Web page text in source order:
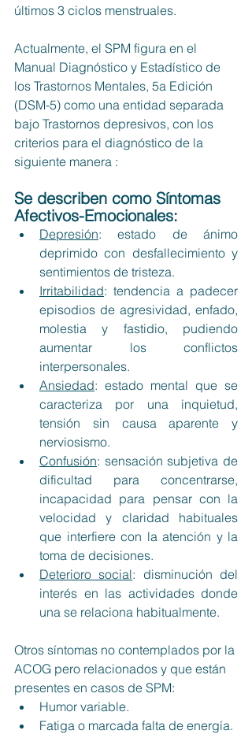
últimos 3 ciclos menstruales.
Actualmente, el SPM figura en el
Manual Diagnóstico y Estadístico de
los Trastornos Mentales, 5a Edición
(DSM-5) como una entidad separada
bajo Trastornos depresivos, con los
criterios para el diagnóstico de la
siguiente manera :
Se describen como Síntomas
Afectivos-Emocionales:
Depresión: estado de ánimo
deprimido con desfallecimiento y
sentimientos de tristeza.
Irritabilidad: tendencia a padecer
episodios de agresividad, enfado,
molestia y fastidio, pudiendo
aumentar los conflictos
interpersonales.
Ansiedad: estado mental que se
caracteriza por una inquietud,
tensión sin causa aparente y
nerviosismo.
Confusión: sensación subjetiva de
dificultad para concentrarse,
incapacidad para pensar con la
velocidad y claridad habituales
que interfiere con la atención y la
toma de decisiones.
Deterioro social: disminución del
interés en las actividades donde
una se relaciona habitualmente.
Otros síntomas no contemplados por la
ACOG pero relacionados y que están
presentes en casos de SPM:
Humor variable.
Fatiga o marcada falta de energía.